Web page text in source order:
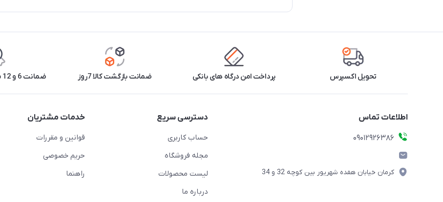
تحویل اکسپرس پرداخت امن درگاه های بانکی ضمانت بازگشت کالا 7روز ضمانت 6 و 12 ماه برخی محصولات
اطلاعات تماس
09012926386
کرمان خیابان هفده شهریور بین کوچه 32 و 34
دسترسی سریع
حساب کاربری
مجله فروشگاه
لیست محصولات
درباره ما
خدمات مشتریان
قوانین و مقررات
حریم خصوصی
راهنما